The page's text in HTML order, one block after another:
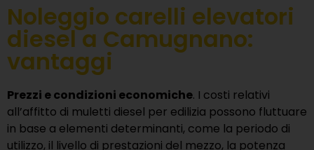
Noleggio carelli elevatori
diesel a Camugnano:
vantaggi
Prezzi e condizioni economiche. I costi relativi
all’affitto di muletti diesel per edilizia possono fluttuare
in base a elementi determinanti, come la periodo di
utilizzo, il livello di prestazioni del mezzo, la potenza